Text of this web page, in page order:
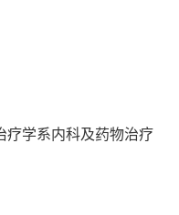
疗学系内科及药物治疗